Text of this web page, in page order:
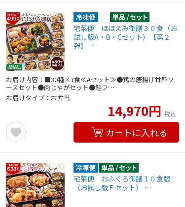
宅菜便 ほほえみ御膳３０食（お
試し版A・B・Cセット）【第２
弾】 …
お届け内容：■30種×1食≪Aセット≫●鶏の唐揚げ甘酢ソ
ースセット●肉じゃがセット●鮭フ…
お届けタイプ：お弁当
14,970円 税込
カートに入れる
宅菜便 おふくろ御膳１０食版
（お試し版Ｆセット） …